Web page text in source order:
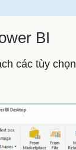
BI
các tùy